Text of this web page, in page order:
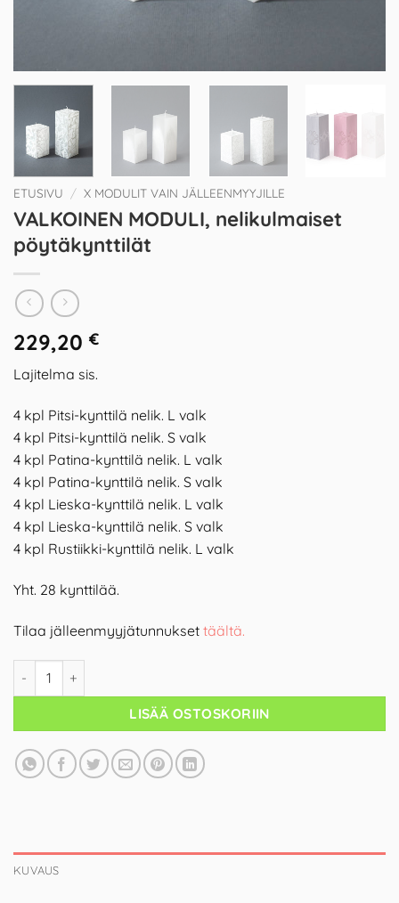
ETUSIVU / X MODULIT VAIN JÄLLEENMYYJILLE
VALKOINEN MODULI, nelikulmaiset
pöytäkynttilät
229,20 €
Lajitelma sis.
4 kpl Pitsi-kynttilä nelik. L valk
4 kpl Pitsi-kynttilä nelik. S valk
4 kpl Patina-kynttilä nelik. L valk
4 kpl Patina-kynttilä nelik. S valk
4 kpl Lieska-kynttilä nelik. L valk
4 kpl Lieska-kynttilä nelik. S valk
4 kpl Rustiikki-kynttilä nelik. L valk
Yht. 28 kynttilää.
Tilaa jälleenmyyjätunnukset täältä.
LISÄÄ OSTOSKORIIN
KUVAUS